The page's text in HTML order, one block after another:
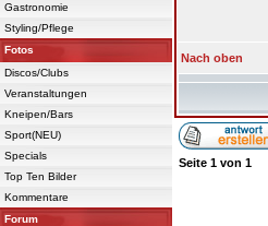
Gastronomie
Styling/Pflege
Fotos
Discos/Clubs
Veranstaltungen
Kneipen/Bars
Sport(NEU)
Specials
Top Ten Bilder
Kommentare
Forum
Nach oben
Seite 1 von 1